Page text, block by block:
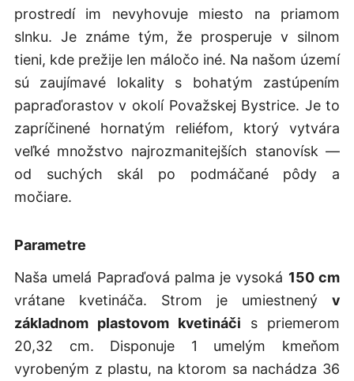
prostredí im nevyhovuje miesto na priamom
slnku. Je známe tým, že prosperuje v silnom
tieni, kde prežije len máločo iné. Na našom území
sú zaujímavé lokality s bohatým zastúpením
papraďorastov v okolí Považskej Bystrice. Je to
zapríčinené hornatým reliéfom, ktorý vytvára
veľké množstvo najrozmanitejších stanovísk —
od suchých skál po podmáčané pôdy a
močiare.
Parametre
Naša umelá Papraďová palma je vysoká 150 cm
vrátane kvetináča. Strom je umiestnenýv
základnom plastovom kvetináči s priemerom
20,32 cm. Disponuje 1 umelým kmeňom
vyrobeným z plastu, na ktorom sa nachádza 36